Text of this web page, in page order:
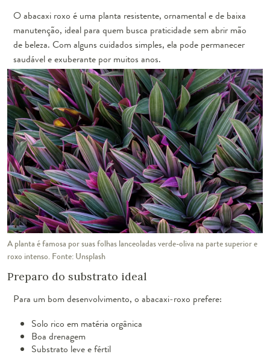
O abacaxi roxo é uma planta resistente, ornamental e de baixa
manutenção, ideal para quem busca praticidade sem abrir mão
de beleza. Com alguns cuidados simples, ela pode permanecer
saudável e exuberante por muitos anos.
A planta é famosa por suas folhas lanceoladas verde-oliva na parte superior e
roxo intenso. Fonte: Unsplash
Preparo do substrato ideal
Para um bom desenvolvimento, o abacaxi-roxo prefere:
Solo rico em matéria orgânica
Boa drenagem
Substrato leve e fértil